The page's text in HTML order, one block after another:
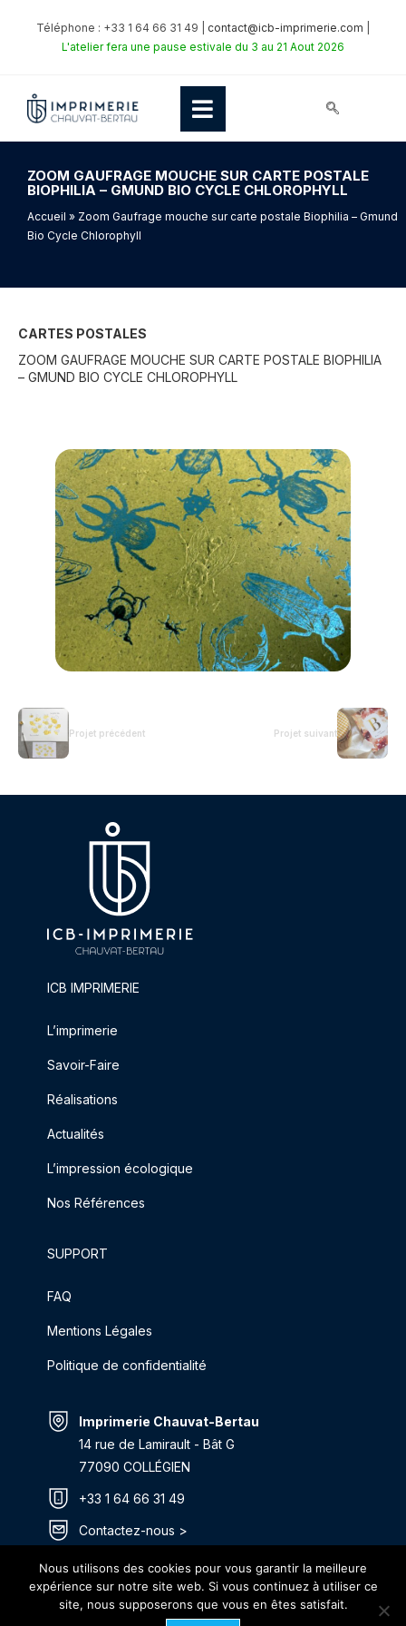
Téléphone : +33 1 64 66 31 49 | contact@icb-imprimerie.com
L'atelier fera une pause estivale du 3 au 21 Aout 2026
ZOOM GAUFRAGE MOUCHE SUR CARTE POSTALE
BIOPHILIA – GMUND BIO CYCLE CHLOROPHYLL
Accueil » Zoom Gaufrage mouche sur carte postale Biophilia – Gmund
Bio Cycle Chlorophyll
CARTES POSTALES
ZOOM GAUFRAGE MOUCHE SUR CARTE POSTALE BIOPHILIA
– GMUND BIO CYCLE CHLOROPHYLL
Projet précédent Projet suivant
ICB IMPRIMERIE
L’imprimerie
Savoir-Faire
Réalisations
Actualités
L’impression écologique
Nos Références
SUPPORT
FAQ
Mentions Légales
Politique de confidentialité
Imprimerie Chauvat-Bertau
14 rue de Lamirault - Bât G
77090 COLLÉGIEN
+33 1 64 66 31 49
Contactez-nous >
Itinéraire >
Nous utilisons des cookies pour vous garantir la meilleure
expérience sur notre site web. Si vous continuez à utiliser ce
site, nous supposerons que vous en êtes satisfait.